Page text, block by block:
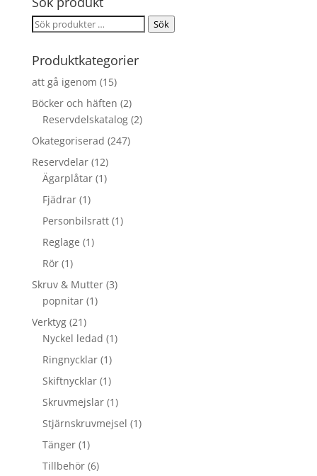
Sök
Sök
Produktkategorier
att gå igenom (15)
Böcker och häften (2)
Reservdelskatalog (2)
Okategoriserad (247)
Reservdelar (12)
Ägarplåtar (1)
Fjädrar (1)
Personbilsratt (1)
Reglage (1)
Rör (1)
Skruv & Mutter (3)
popnitar (1)
Verktyg (21)
Nyckel ledad (1)
Ringnycklar (1)
Skiftnycklar (1)
Skruvmejslar (1)
Stjärnskruvmejsel (1)
Tänger (1)
Tillbehör (6)